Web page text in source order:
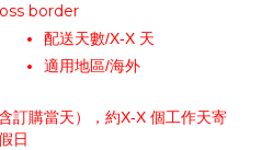
border
配送天數/X-X 天
適用地區/海外
訂購當天），約X-X 個工作天寄
日